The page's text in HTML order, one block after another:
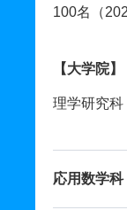
100名（
【大学院】
理学研究科
応用数学科